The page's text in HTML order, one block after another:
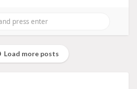
Load more posts